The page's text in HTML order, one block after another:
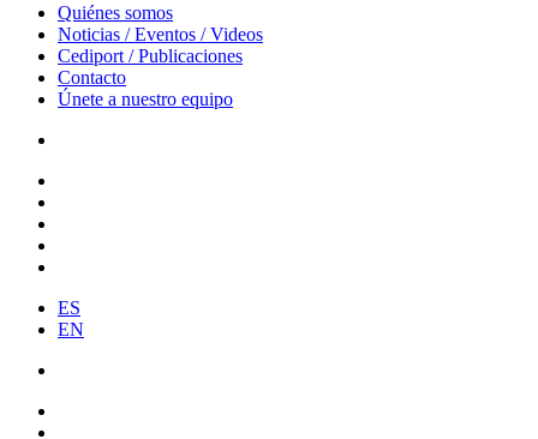
Quiénes somos
Noticias / Eventos / Videos
Cediport / Publicaciones
Contacto
Únete a nuestro equipo
ES
EN